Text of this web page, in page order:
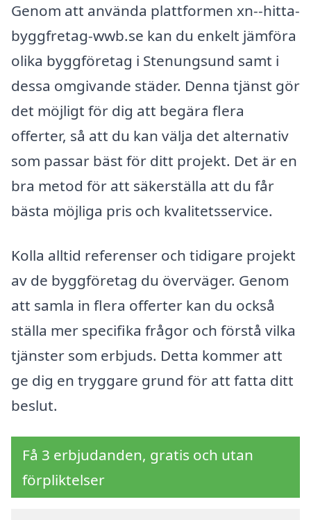
Genom att använda plattformen xn--hitta-
byggfretag-wwb.se kan du enkelt jämföra
olika byggföretag i Stenungsund samt i
dessa omgivande städer. Denna tjänst gör
det möjligt för dig att begära flera
offerter, så att du kan välja det alternativ
som passar bäst för ditt projekt. Det är en
bra metod för att säkerställa att du får
bästa möjliga pris och kvalitetsservice.
Kolla alltid referenser och tidigare projekt
av de byggföretag du överväger. Genom
att samla in flera offerter kan du också
ställa mer specifika frågor och förstå vilka
tjänster som erbjuds. Detta kommer att
ge dig en tryggare grund för att fatta ditt
beslut.
Få 3 erbjudanden, gratis och utan
förpliktelser